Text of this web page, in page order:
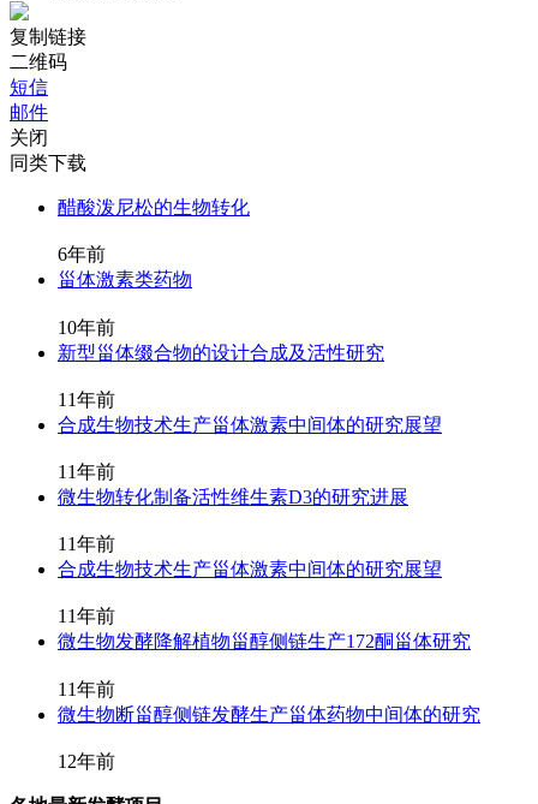
复制链接
二维码
短信
邮件
关闭
同类下载
醋酸泼尼松的生物转化
6年前
甾体激素类药物
10年前
新型甾体缀合物的设计合成及活性研究
11年前
合成生物技术生产甾体激素中间体的研究展望
11年前
微生物转化制备活性维生素D3的研究进展
11年前
合成生物技术生产甾体激素中间体的研究展望
11年前
微生物发酵降解植物甾醇侧链生产172酮甾体研究
11年前
微生物断甾醇侧链发酵生产甾体药物中间体的研究
12年前